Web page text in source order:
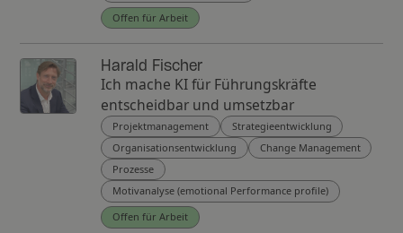
Offen für Arbeit
Harald Fischer
Ich mache KI für Führungskräfte
entscheidbar und umsetzbar
Projektmanagement
Strategieentwicklung
Organisationsentwicklung
Change Management
Prozesse
Motivanalyse (emotional Performance profile)
Offen für Arbeit